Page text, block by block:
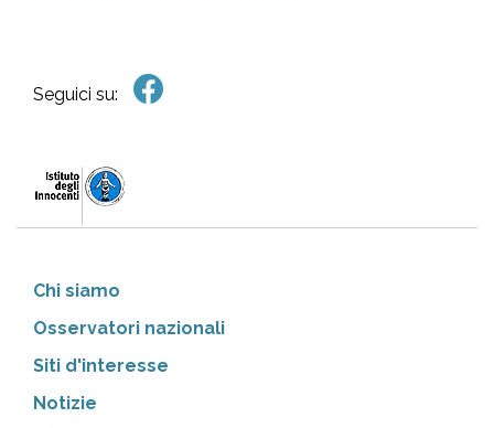
Seguici su:
Chi siamo
Osservatori nazionali
Siti d'interesse
Notizie